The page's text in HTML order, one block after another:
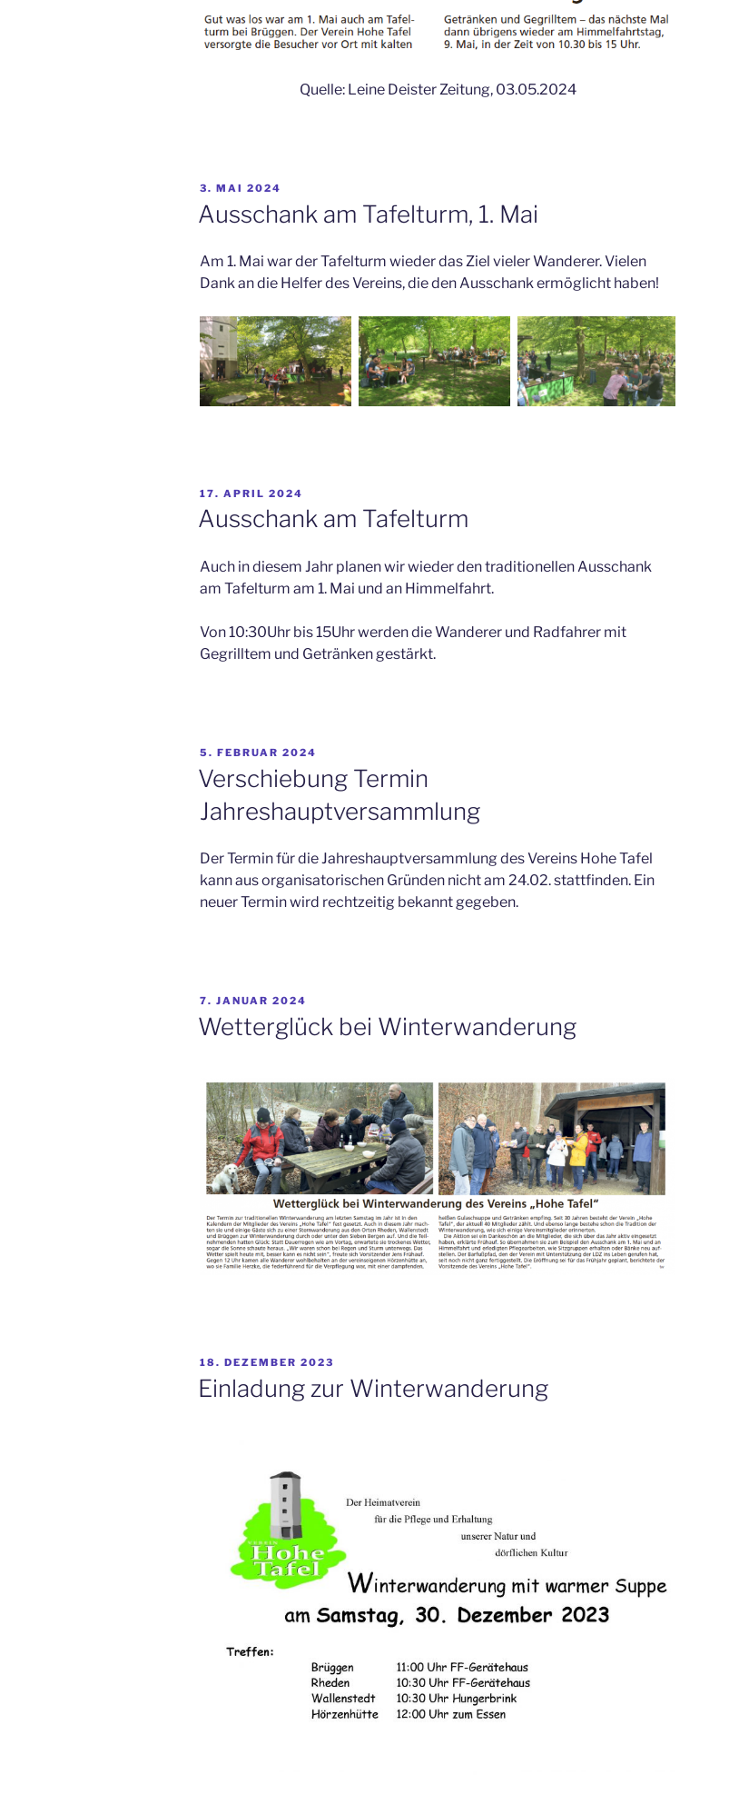
Quelle: Leine Deister Zeitung, 03.05.2024
VERÖFFENTLICHT
AM
3. MAI 2024
Ausschank am Tafelturm, 1. Mai
Am 1. Mai war der Tafelturm wieder das Ziel vieler Wanderer. Vielen
Dank an die Helfer des Vereins, die den Ausschank ermöglicht haben!
VERÖFFENTLICHT
AM
17. APRIL 2024
Ausschank am Tafelturm
Auch in diesem Jahr planen wir wieder den traditionellen Ausschank
am Tafelturm am 1. Mai und an Himmelfahrt.
Von 10:30Uhr bis 15Uhr werden die Wanderer und Radfahrer mit
Gegrilltem und Getränken gestärkt.
VERÖFFENTLICHT
AM
5. FEBRUAR 2024
Verschiebung Termin
Jahreshauptversammlung
Der Termin für die Jahreshauptversammlung des Vereins Hohe Tafel
kann aus organisatorischen Gründen nicht am 24.02. stattfinden. Ein
neuer Termin wird rechtzeitig bekannt gegeben.
VERÖFFENTLICHT
AM
7. JANUAR 2024
Wetterglück bei Winterwanderung
VERÖFFENTLICHT
AM
18. DEZEMBER 2023
Einladung zur Winterwanderung